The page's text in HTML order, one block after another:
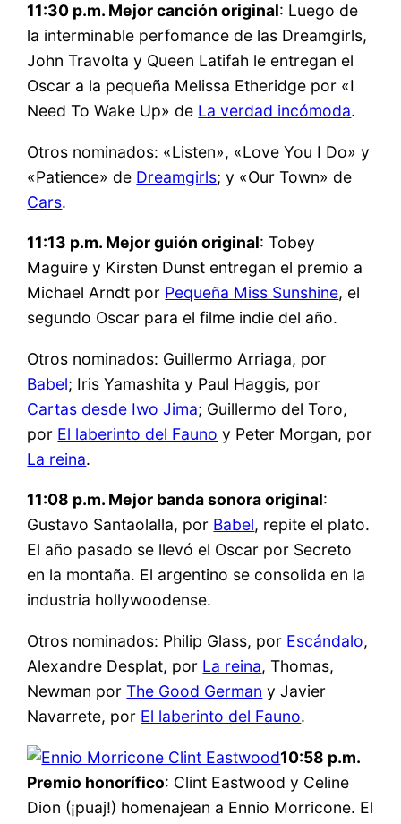
11:30 p.m. Mejor canción original: Luego de
la interminable perfomance de las Dreamgirls,
John Travolta y Queen Latifah le entregan el
Oscar a la pequeña Melissa Etheridge por «I
Need To Wake Up» de La verdad incómoda.
Otros nominados: «Listen», «Love You I Do» y
«Patience» de Dreamgirls; y «Our Town» de
Cars.
11:13 p.m. Mejor guión original: Tobey
Maguire y Kirsten Dunst entregan el premio a
Michael Arndt por Pequeña Miss Sunshine, el
segundo Oscar para el filme indie del año.
Otros nominados: Guillermo Arriaga, por
Babel; Iris Yamashita y Paul Haggis, por
Cartas desde Iwo Jima; Guillermo del Toro,
por El laberinto del Fauno y Peter Morgan, por
La reina.
11:08 p.m. Mejor banda sonora original:
Gustavo Santaolalla, por Babel, repite el plato.
El año pasado se llevó el Oscar por Secreto
en la montaña. El argentino se consolida en la
industria hollywoodense.
Otros nominados: Philip Glass, por Escándalo,
Alexandre Desplat, por La reina, Thomas,
Newman porThe Good German y Javier
Navarrete, por El laberinto del Fauno.
10:58 p.m.
Premio honorífico: Clint Eastwood y Celine
Dion (¡puaj!) homenajean a Ennio Morricone. El